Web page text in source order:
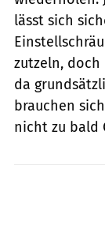
lässt sich
zutzeln, doch
da
brauchen
nicht zu bald